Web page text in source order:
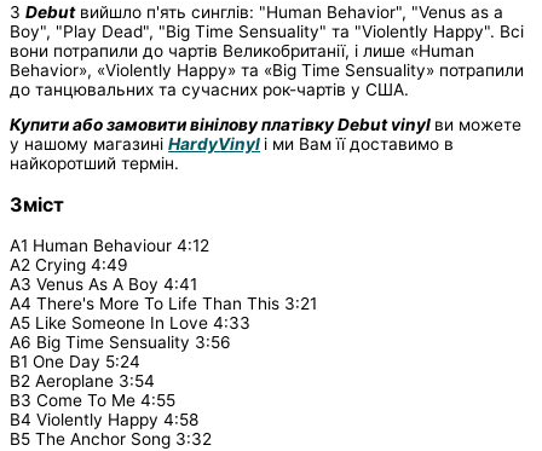
З Debutвийшло п'ять синглів: "Human Behavior", "Venus as a
Boy", "Play Dead", "Big Time Sensuality" та "Violently Happy". Всі
вони потрапили до чартів Великобританії, і лише «Human
Behavior», «Violently Happy» та «Big Time Sensuality» потрапили
до танцювальних та сучасних рок-чартів у США.
Купити або замовити вінілову платівку Debut vinyl ви можете
у нашому магазині HardyVinyl і ми Вам її доставимо в
найкоротший термін.
Зміст
A1 Human Behaviour 4:12
A2 Crying 4:49
A3 Venus As A Boy 4:41
A4 There's More To Life Than This 3:21
A5 Like Someone In Love 4:33
A6 Big Time Sensuality 3:56
B1 One Day 5:24
B2 Aeroplane 3:54
B3 Come To Me 4:55
B4 Violently Happy 4:58
B5 The Anchor Song 3:32